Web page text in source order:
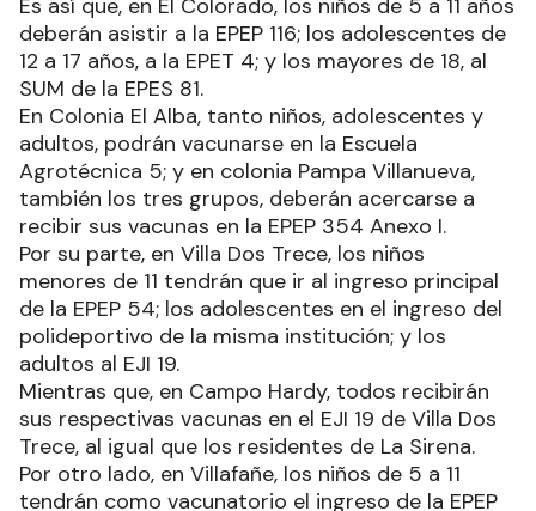
Es así que, en El Colorado, los niños de 5 a 11 años
deberán asistir a la EPEP 116; los adolescentes de
12 a 17 años, a la EPET 4; y los mayores de 18, al
SUM de la EPES 81.
En Colonia El Alba, tanto niños, adolescentes y
adultos, podrán vacunarse en la Escuela
Agrotécnica 5; y en colonia Pampa Villanueva,
también los tres grupos, deberán acercarse a
recibir sus vacunas en la EPEP 354 Anexo I.
Por su parte, en Villa Dos Trece, los niños
menores de 11 tendrán que ir al ingreso principal
de la EPEP 54; los adolescentes en el ingreso del
polideportivo de la misma institución; y los
adultos al EJI 19.
Mientras que, en Campo Hardy, todos recibirán
sus respectivas vacunas en el EJI 19 de Villa Dos
Trece, al igual que los residentes de La Sirena.
Por otro lado, en Villafañe, los niños de 5 a 11
tendrán como vacunatorio el ingreso de la EPEP